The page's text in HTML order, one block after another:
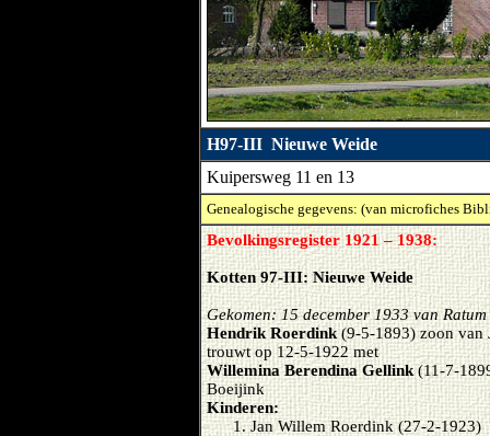
H97-III Nieuwe Weide
Kuipersweg 11 en 13
Genealogische gegevens: (van microfiches
Bevolkingsregister 1921 – 1938:
Kotten 97-III: Nieuwe Weide
Gekomen: 15 december 1933 van
Hendrik Roerdink(9-5-1893) zoon van
trouwt op 12-5-1922 met
Willemina Berendina Gellink(11-7-
Boeijink
Kinderen:
Jan Willem Roerdink (27-2-1923)